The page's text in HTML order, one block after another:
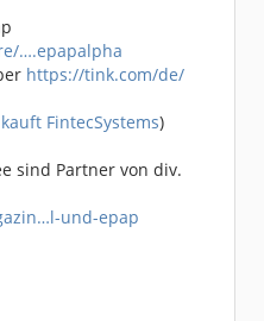
….epapalpha
https://tink.com/de/
FintecSystems)
sind Partner von div.
und-epap